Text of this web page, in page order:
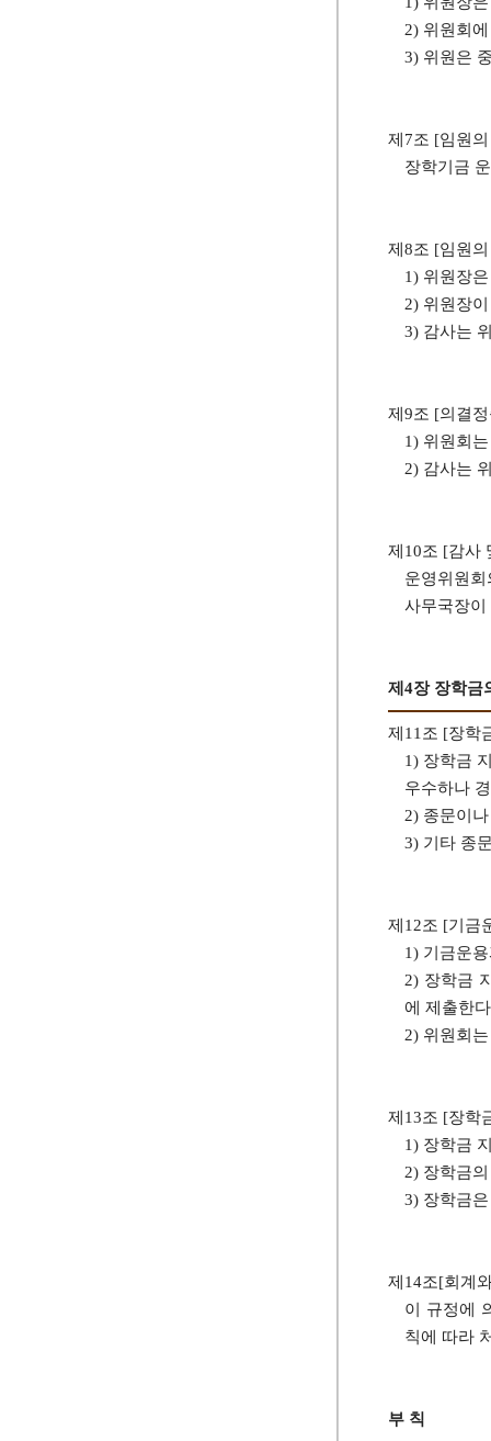
2) 위원회
3) 위원은
제7조 [임원
장학기금
제8조 [임원
1) 위원장
2) 위원장
3) 감사는
제9조 [의결
1) 위원회
2) 감사는
제10조 [감사
운영위원
사무국장이
제4장 장학금
제11조 [장학
1) 장학금
우수하나
2) 종문이
3) 기타 종
제12조 [기금
1) 기금운
2) 장학금
에 제출한
2) 위원회
제13조 [장학
1) 장학금
2) 장학금
3) 장학금
제14조[회계
이 규정에
칙에 따라
부 칙